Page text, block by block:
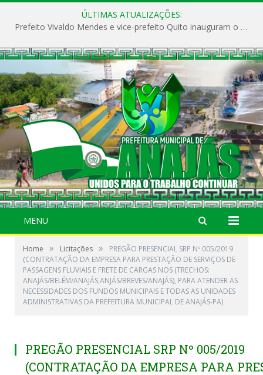
ÚLTIMAS ATUALIZAÇÕES:
Prefeito Vivaldo Mendes e vice-prefeito Quito inauguram o CAPS e fortalecem a saúde pública em Anajás.
MENU
Home » Licitações »
PREGÃO PRESENCIAL SRP Nº 005/2019
(CONTRATAÇÃO DA EMPRESA PARA PRESTAÇÃO DE SERVIÇOS DE
PASSAGENS FLUVIAIS E FRETE DE CARGAS NOS (TRECHOS:
ANAJÁS/BELÉM/ANAJÁS,ANJÁS/BREVES/ANAJÁS), PARA ATENDER AS
NECESSIDADES DOS FUNDOS MUNICIPAIS E TODAS AS UNIDADES
ADMINISTRATIVAS DA PREFEITURA MUNICIPAL DE ANAJÁS-PA)
PREGÃO PRESENCIAL SRP Nº 005/2019
(CONTRATAÇÃO DA EMPRESA PARA